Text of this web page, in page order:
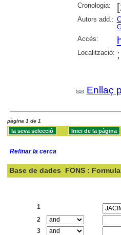
Cronologia:
Autors add.:
Accés:
Localització: ;
Enllaç
pàgina 1 de 1
Refinar la cerca
Base de dades FONS :
1
2
3